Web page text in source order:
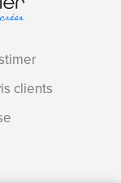
clients